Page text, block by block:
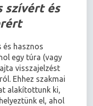
szívért és
és hasznos
egy túra (vagy
visszajelzést
Ehhez szakmai
alakítottunk ki,
el, ahol